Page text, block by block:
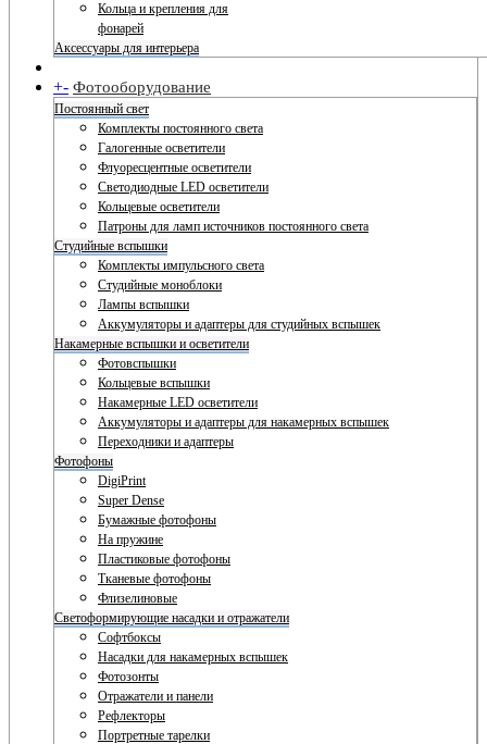
Кольца и крепления для
фонарей
Аксессуары для интерьера
+- Фотооборудование
Постоянный свет
Комплекты постоянного света
Галогенные осветители
Флуоресцентные осветители
Светодиодные LED осветители
Кольцевые осветители
Патроны для ламп источников постоянного света
Студийные вспышки
Комплекты импульсного света
Студийные моноблоки
Лампы вспышки
Аккумуляторы и адаптеры для студийных вспышек
Накамерные вспышки и осветители
Фотовспышки
Кольцевые вспышки
Накамерные LED осветители
Аккумуляторы и адаптеры для накамерных вспышек
Переходники и адаптеры
Фотофоны
DigiPrint
Super Dense
Бумажные фотофоны
На пружине
Пластиковые фотофоны
Тканевые фотофоны
Флизелиновые
Светоформирующие насадки и отражатели
Софтбоксы
Насадки для накамерных вспышек
Фотозонты
Отражатели и панели
Рефлекторы
Портретные тарелки